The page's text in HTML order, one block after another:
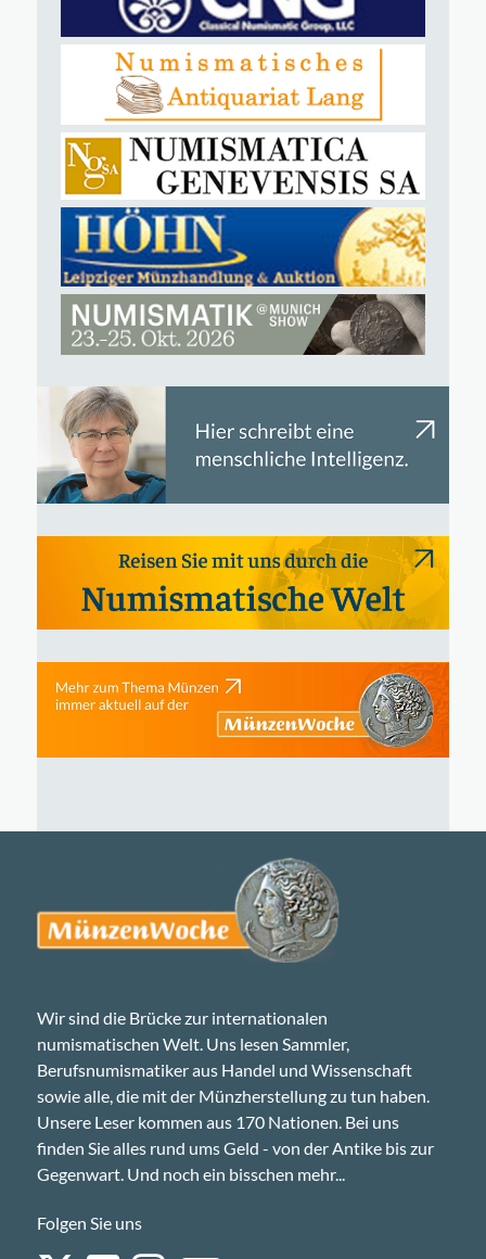
Wir sind die Brücke zur internationalen
numismatischen Welt. Uns lesen Sammler,
Berufsnumismatiker aus Handel und Wissenschaft
sowie alle, die mit der Münzherstellung zu tun haben.
Unsere Leser kommen aus 170 Nationen. Bei uns
finden Sie alles rund ums Geld - von der Antike bis zur
Gegenwart. Und noch ein bisschen mehr...
Folgen Sie uns